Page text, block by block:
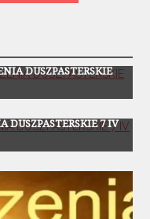
DUSZPASTERSKIE
DUSZPASTERSKIE 7 IV